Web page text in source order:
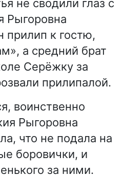
не сводили глаз с
Рыгоровна
прилип к гостю,
а средний брат
Серёжку за
прилипалой.
воинственно
Рыгоровна
что не подала на
боровички, и
за ними.